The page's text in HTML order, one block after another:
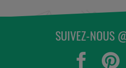
SUIVEZ-NOUS